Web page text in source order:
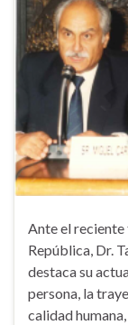
Ante el
República, Dr.
destaca su
persona, la
calidad